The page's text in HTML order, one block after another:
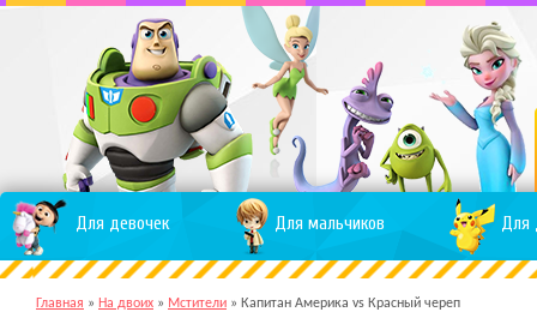
Для девочек Для мальчиков Для
Главная » На двоих » Мстители » Капитан Америка vs Красный череп